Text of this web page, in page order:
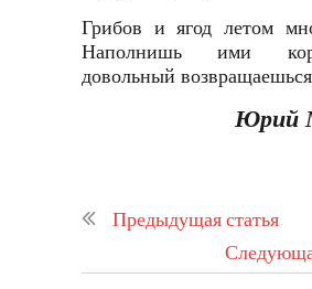
Грибов и ягод летом
Наполнишь ими
довольный
Юрий
Предыдущая статья